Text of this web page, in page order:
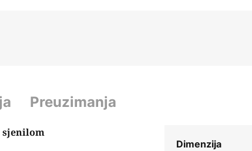
Preuzimanja
sjenilom
Dimenzija